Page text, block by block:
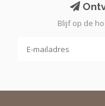
Blijf op de